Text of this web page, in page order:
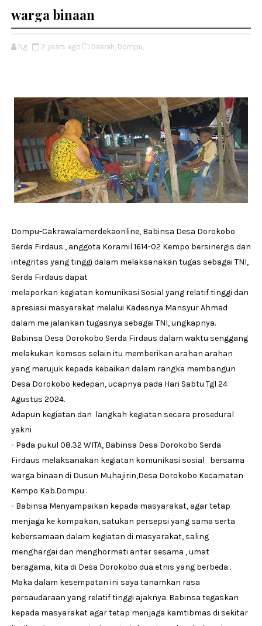
warga binaan
Ng 2 years ago Daerah, Dompu,
Dompu-Cakrawalamerdekaonline, Babinsa Desa Dorokobo
Serda Firdaus , anggota Koramil 1614-02 Kempo bersinergis dan
integritas yang tinggi dalam melaksanakan tugas sebagai TNI,
Serda Firdaus dapat
melaporkan kegiatan komunikasi Sosial yang relatif tinggi dan
apresiasi masyarakat melalui Kadesnya Mansyur Ahmad
dalam me jalankan tugasnya sebagai TNI, ungkapnya.
Babinsa Desa Dorokobo Serda Firdaus dalam waktu senggang
melakukan komsos selain itu memberikan arahan arahan
yang merujuk kepada kebaikan dalam rangka membangun
Desa Dorokobo kedepan, ucapnya pada Hari Sabtu Tgl 24
Agustus 2024.
Adapun kegiatan dan langkah kegiatan secara prosedural
yakni
- Pada pukul 08.32 WITA, Babinsa Desa Dorokobo Serda
Firdaus melaksanakan kegiatan komunikasi sosial bersama
warga binaan di Dusun Muhajirin,Desa Dorokobo Kecamatan
Kempo Kab.Dompu .
- Babinsa Menyampaikan kepada masyarakat, agar tetap
menjaga ke kompakan, satukan persepsi yang sama serta
kebersamaan dalam kegiatan di masyarakat, saling
menghargai dan menghormati antar sesama , umat
beragama, kita di Desa Dorokobo dua etnis yang berbeda .
Maka dalam kesempatan ini saya tanamkan rasa
persaudaraan yang relatif tinggi ajaknya. Babinsa tegaskan
kepada masyarakat agar tetap menjaga kamtibmas di sekitar